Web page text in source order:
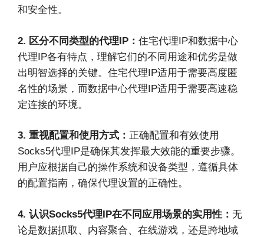
和安全性。
2. 区分不同类型的代理IP： 住宅代理IP和数据中心
代理IP各有特点，理解它们的不同用途和优劣是做
出明智选择的关键。住宅代理IP适用于需要高度匿
名性的场景，而数据中心代理IP适用于需要高速稳
定连接的环境。
3. 重视配置和使用方式： 正确配置和有效使用
Socks5代理IP是确保其发挥最大效能的重要步骤。
用户应根据自己的操作系统和设备类型，遵循具体
的配置指南，确保代理设置的正确性。
4. 认识Socks5代理IP在不同应用场景的实用性： 无
论是数据抓取、内容聚合、在线游戏，还是跨地域